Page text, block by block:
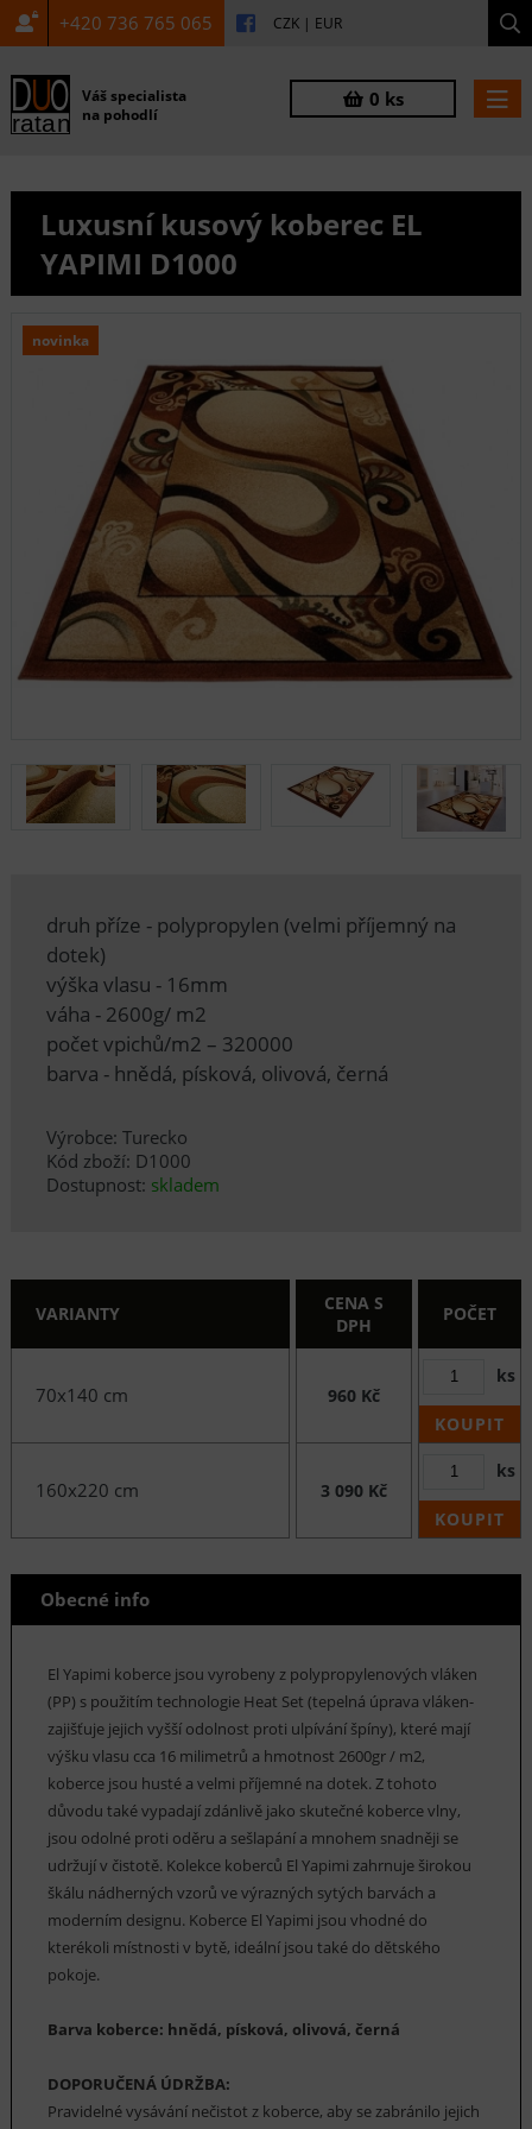
+420 736 765 065 CZK | EUR
Váš specialista
na pohodlí
0 ks
Luxusní kusový koberec EL
YAPIMI D1000
novinka
druh příze - polypropylen (velmi příjemný na
dotek)
výška vlasu - 16mm
váha - 2600g/ m2
počet vpichů/m2 – 320000
barva - hnědá, písková, olivová, černá
Výrobce: Turecko
Kód zboží: D1000
Dostupnost: skladem
VARIANTY
CENA S
DPH
POČET
70x140 cm 960 Kč
ks
KOUPIT
160x220 cm 3 090 Kč
ks
KOUPIT
Obecné info
El Yapimi koberce jsou vyrobeny z polypropylenových vláken
(PP) s použitím technologie Heat Set (tepelná úprava vláken-
zajišťuje jejich vyšší odolnost proti ulpívání špíny), které mají
výšku vlasu cca 16 milimetrů a hmotnost 2600gr / m2,
koberce jsou husté a velmi příjemné na dotek. Z tohoto
důvodu také vypadají zdánlivě jako skutečné koberce vlny,
jsou odolné proti oděru a sešlapání a mnohem snadněji se
udržují v čistotě. Kolekce koberců El Yapimi zahrnuje širokou
škálu nádherných vzorů ve výrazných sytých barvách a
moderním designu. Koberce El Yapimi jsou vhodné do
kterékoli místnosti v bytě, ideální jsou také do dětského
pokoje.
Barva koberce: hnědá, písková, olivová, černá
DOPORUČENÁ ÚDRŽBA:
Pravidelné vysávání nečistot z koberce, aby se zabránilo jejich